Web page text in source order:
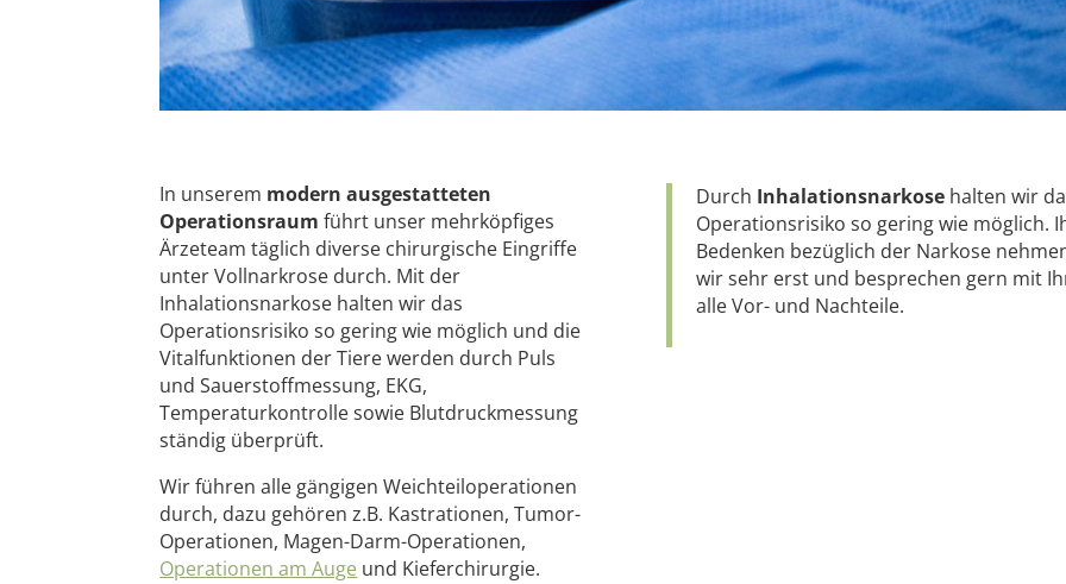
In unserem modern ausgestatteten
Operationsraum führt unser mehrköpfiges
Ärzeteam täglich diverse chirurgische Eingriffe
unter Vollnarkrose durch. Mit der
Inhalationsnarkose halten wir das
Operationsrisiko so gering wie möglich und die
Vitalfunktionen der Tiere werden durch Puls
und Sauerstoffmessung, EKG,
Temperaturkontrolle sowie Blutdruckmessung
ständig überprüft.
Wir führen alle gängigen Weichteiloperationen
durch, dazu gehören z.B. Kastrationen, Tumor-
Operationen, Magen-Darm-Operationen,
Operationen am Auge und Kieferchirurgie.
Durch Inhalationsnarkosehalten wir
Operationsrisiko so gering wie möglich.
Bedenken bezüglich der Narkose
wir sehr erst und besprechen gern mit
alle Vor- und Nachteile.